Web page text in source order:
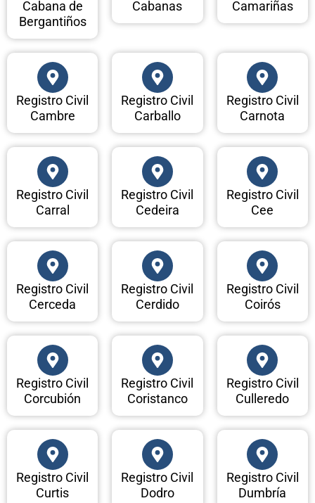
Cabana de
Bergantiños
Cabanas Camariñas
Registro Civil
Cambre
Registro Civil
Carballo
Registro Civil
Carnota
Registro Civil
Carral
Registro Civil
Cedeira
Registro Civil
Cee
Registro Civil
Cerceda
Registro Civil
Cerdido
Registro Civil
Coirós
Registro Civil
Corcubión
Registro Civil
Coristanco
Registro Civil
Culleredo
Registro Civil
Curtis
Registro Civil
Dodro
Registro Civil
Dumbría